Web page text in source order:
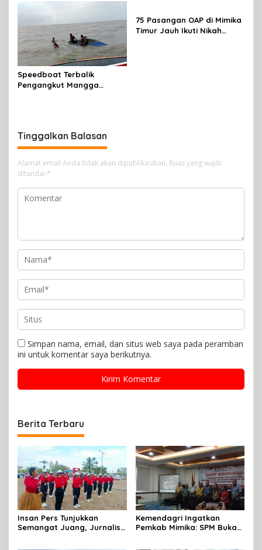
Pemicunya
Speedboat Terbalik
Pengangkut Mangga
75 Pasangan OAP di Mimika
Timur Jauh Ikuti Nikah
Tinggalkan Balasan
Alamat email Anda tidak akan dipublikasikan. Ruas yang wajib
ditandai *
Simpan nama, email, dan situs web saya pada peramban
ini untuk komentar saya berikutnya.
Berita Terbaru
Insan Pers Tunjukkan
Semangat Juang, Jurnalis
Kemendagri Ingatkan
Pemkab Mimika: SPM Bukan